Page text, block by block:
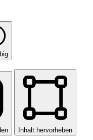
Inhalt hervorheben